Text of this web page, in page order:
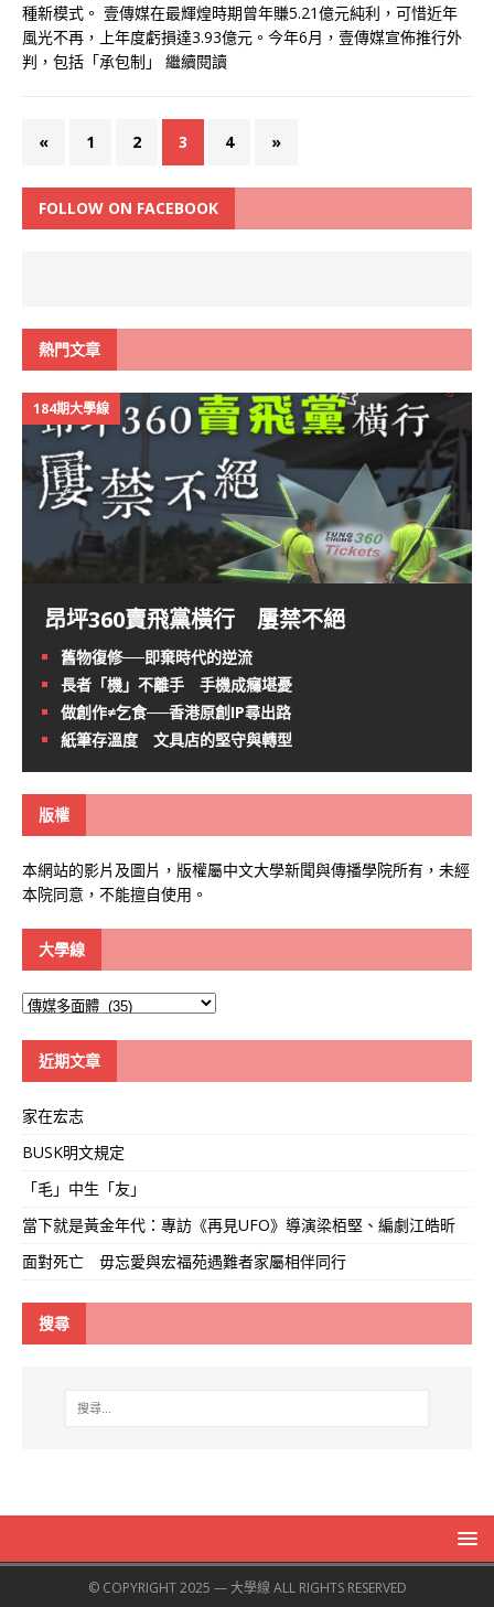
種新模式。 壹傳媒在最輝煌時期曾年賺5.21億元純利，可惜近年
風光不再，上年度虧損達3.93億元。今年6月，壹傳媒宣佈推行外
判，包括「承包制」 繼續閱讀
« 1 2 3 4 »
FOLLOW ON FACEBOOK
熱門文章
184期大學線
昂坪360賣飛黨橫行 屢禁不絕
舊物復修──即棄時代的逆流
長者「機」不離手 手機成癮堪憂
做創作≠乞食──香港原創IP尋出路
紙筆存溫度 文具店的堅守與轉型
版權
本網站的影片及圖片，版權屬中文大學新聞與傳播學院所有，未經
本院同意，不能擅自使用。
大學線
大
近期文章
家在宏志
BUSK明文規定
「毛」中生「友」
當下就是黃金年代：專訪《再見UFO》導演梁栢堅、編劇江皓昕
面對死亡 毋忘愛與宏福苑遇難者家屬相伴同行
搜尋
© COPYRIGHT 2025 — 大學線 ALL RIGHTS RESERVED